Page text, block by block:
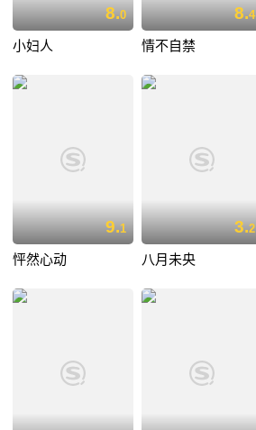
8.0
小妇人
8.4
情不自禁
9.1
怦然心动
3.2
八月未央